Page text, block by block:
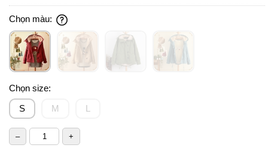
Chọn màu:
Chọn size:
S
M L